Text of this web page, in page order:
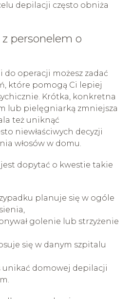
depilacji często obniża
personelem o
do operacji możesz zadać
które pomogą Ci lepiej
Krótka, konkretna
lub pielęgniarką zmniejsza
też uniknąć
niewłaściwych decyzji
włosów w domu.
dopytać o kwestie takie
planuje się w ogóle
golenie lub strzyżenie
się w danym szpitalu
unikać domowej depilacji